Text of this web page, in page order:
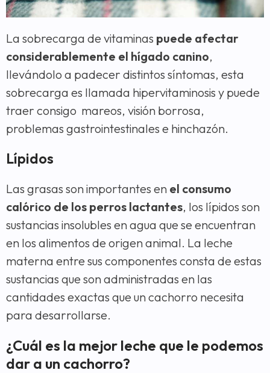
La sobrecarga de vitaminas puede afectar
considerablemente el hígado canino,
llevándolo a padecer distintos síntomas, esta
sobrecarga es llamada hipervitaminosis y puede
traer consigo mareos, visión borrosa,
problemas gastrointestinales e hinchazón.
Lípidos
Las grasas son importantes en el consumo
calórico de los perros lactantes, los lípidos son
sustancias insolubles en agua que se encuentran
en los alimentos de origen animal. La leche
materna entre sus componentes consta de estas
sustancias que son administradas en las
cantidades exactas que un cachorro necesita
para desarrollarse.
¿Cuál es la mejor leche que le podemos
dar a un cachorro?